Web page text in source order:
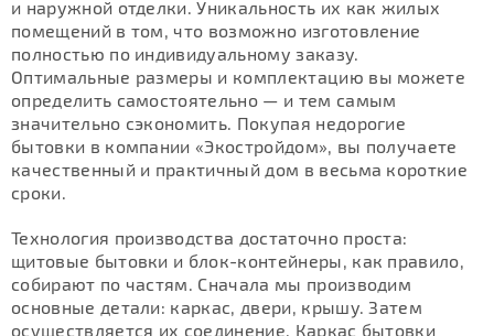
и наружной отделки. Уникальность их как жилых
помещений в том, что возможно изготовление
полностью по индивидуальному заказу.
Оптимальные размеры и комплектацию вы можете
определить самостоятельно — и тем самым
значительно сэкономить. Покупая недорогие
бытовки в компании «Экостройдом», вы получаете
качественный и практичный дом в весьма короткие
сроки.
Технология производства достаточно проста:
щитовые бытовки и блок-контейнеры, как правило,
собирают по частям. Сначала мы производим
основные детали: каркас, двери, крышу. Затем
осуществляется их соединение. Каркас бытовки